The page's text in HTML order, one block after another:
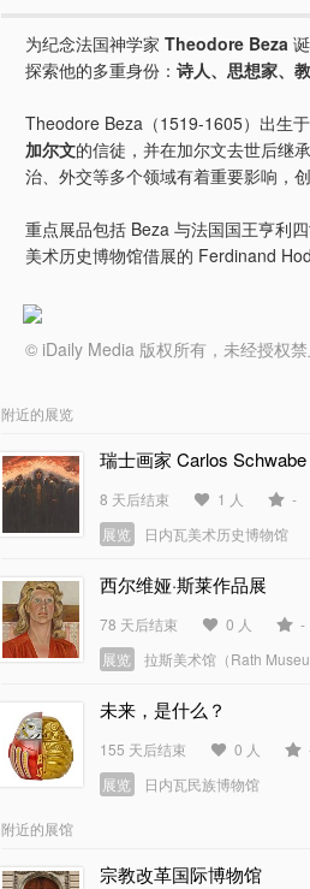
为纪念法国神学家 Theodore Beza
探索他的多重身份： 诗人、思想家、
Theodore Beza（1519-1605）出生
加尔文的信徒，并在加尔文去世后继
治、外交等多个领域有着重要影响，
重点展品包括 Beza 与法国国王亨利
美术历史博物馆借展的 Ferdinand
© iDaily Media 版权所有，未经授权禁
附近的展览
瑞士画家 Carlos
8 天后结束 1 人
-
展览
日内瓦美术历史博物馆
西尔维娅·斯莱作品展
78 天后结束 0 人
-
展览
拉斯美术馆（Rath
未来，是什么？
155 天后结束 0 人
展览
日内瓦民族博物馆
附近的展馆
宗教改革国际博物馆